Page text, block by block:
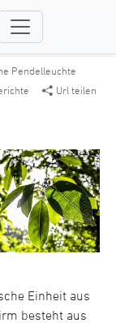
Pendelleuchte
Url teilen
Einheit aus
besteht aus